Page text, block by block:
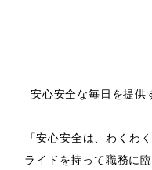
安心安全な毎日を提供
「安心安全は、わくわ
ライドを持って職務に